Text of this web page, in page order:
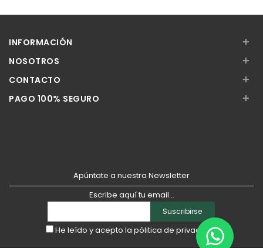
INFORMACIÓN +
NOSOTROS +
CONTACTO +
PAGO 100% SEGURO +
Apúntate a nuestra Newsletter
Escribe aquí tu email...
Suscribirse
He leído y acepto la pólitica de privacidad